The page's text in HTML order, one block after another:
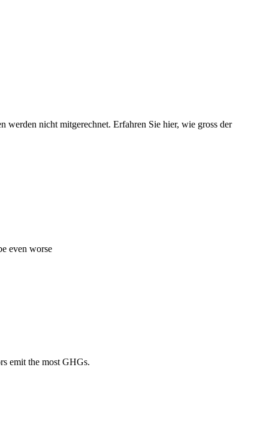
werden nicht mitgerechnet. Erfahren Sie hier, wie gross der
even worse
emit the most GHGs.